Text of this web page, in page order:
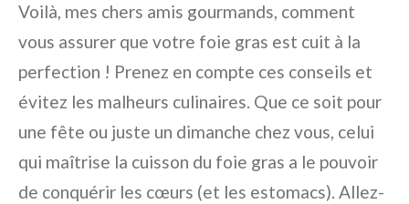
Voilà, mes chers amis gourmands, comment
vous assurer que votre foie gras est cuit à la
perfection ! Prenez en compte ces conseils et
évitez les malheurs culinaires. Que ce soit pour
une fête ou juste un dimanche chez vous, celui
qui maîtrise la cuisson du foie gras a le pouvoir
de conquérir les cœurs (et les estomacs). Allez-